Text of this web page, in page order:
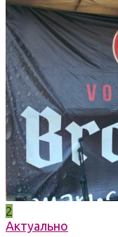
2
Актуально